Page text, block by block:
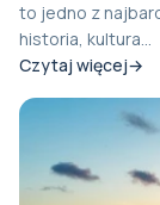
to jedno z
historia, kultura...
Czytaj więcej